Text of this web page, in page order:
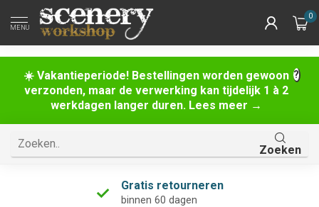
☀️ Vakantieperiode! Bestellingen worden gewoon
verzonden, maar de verwerking kan tijdelijk 1 à 2
werkdagen langer duren. Lees meer →
MENU
0
Zoeken
Gratis retourneren
binnen 60 dagen